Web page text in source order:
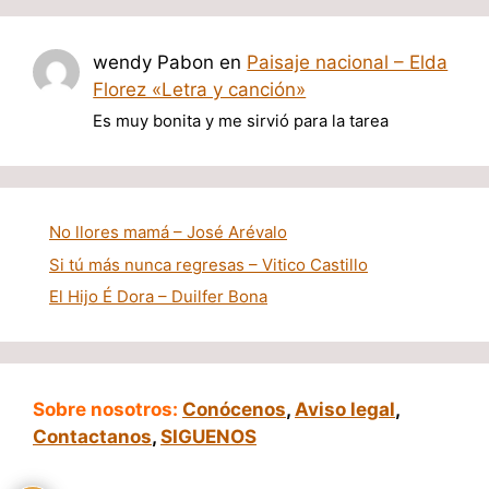
wendy Pabon en Paisaje nacional – Elda
Florez «Letra y canción»
Es muy bonita y me sirvió para la tarea
No llores mamá – José Arévalo
Si tú más nunca regresas – Vitico Castillo
El Hijo É Dora – Duilfer Bona
Sobre nosotros: Conócenos, Aviso legal,
Contactanos, SIGUENOS